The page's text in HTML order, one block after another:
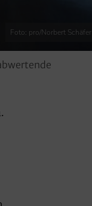
Foto: pro/Norbert Schäfer